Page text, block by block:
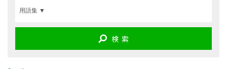
検 索